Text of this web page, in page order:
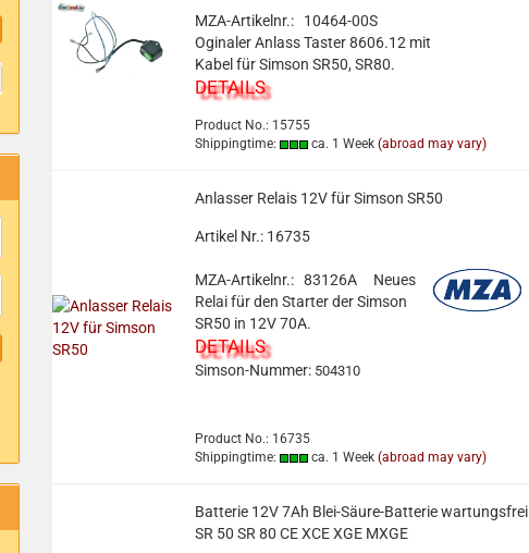
MZA-Artikelnr.: 10464-00S
Oginaler Anlass Taster 8606.12 mit
Kabel für Simson SR50, SR80.
DETAILS
Product No.: 15755
Shippingtime:
ca. 1 Week (abroad may vary)
Anlasser Relais 12V für Simson SR50
Artikel Nr.: 16735
MZA-Artikelnr.: 83126A
Neues
Relai für den Starter der Simson
SR50 in 12V 70A.
DETAILS
Simson-Nummer: 504310
Product No.: 16735
Shippingtime:
ca. 1 Week (abroad may vary)
Batterie 12V 7Ah Blei-Säure-Batterie wartungsfrei
SR 50 SR 80 CE XCE XGE MXGE